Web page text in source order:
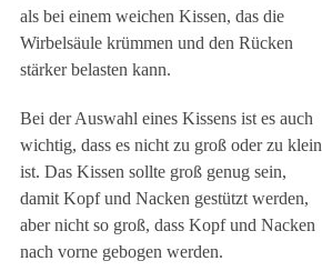
als bei einem weichen Kissen, das die
Wirbelsäule krümmen und den Rücken
stärker belasten kann.
Bei der Auswahl eines Kissens ist es auch
wichtig, dass es nicht zu groß oder zu klein
ist. Das Kissen sollte groß genug sein,
damit Kopf und Nacken gestützt werden,
aber nicht so groß, dass Kopf und Nacken
nach vorne gebogen werden.